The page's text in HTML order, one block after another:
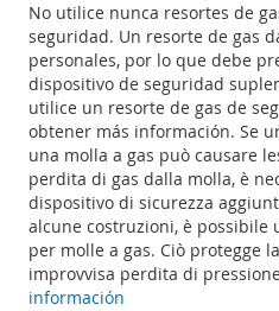
No utilice nunca resortes de
seguridad. Un resorte de gas
personales, por lo que debe
dispositivo de seguridad
utilice un resorte de gas de
obtener más información. Se
una molla a gas può causare
perdita di gas dalla molla, è
dispositivo di sicurezza
alcune costruzioni, è possibile
per molle a gas. Ciò protegge
improvvisa perdita di
información